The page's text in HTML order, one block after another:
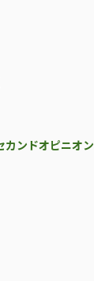
カンドオピニオン